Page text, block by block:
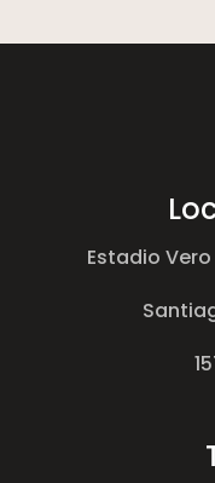
Estadio